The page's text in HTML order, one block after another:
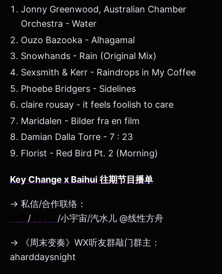
Jonny Greenwood, Australian Chamber
Orchestra - Water
Ouzo Bazooka - Alhagamal
Snowhands - Rain (Original Mix)
Sexsmith & Kerr - Raindrops in My Coffee
Phoebe Bridgers - Sidelines
claire rousay - it feels foolish to care
Maridalen - Bilder fra en film
Damian Dalla Torre - 7 : 23
Florist - Red Bird Pt. 2 (Morning)
Key Change x Baihui 往期节目播单
→ 私信/合作联络：
/ /小宇宙/汽水儿 @线性方舟
→ 《周末变奏》WX听友群敲门群主：
aharddaysnight